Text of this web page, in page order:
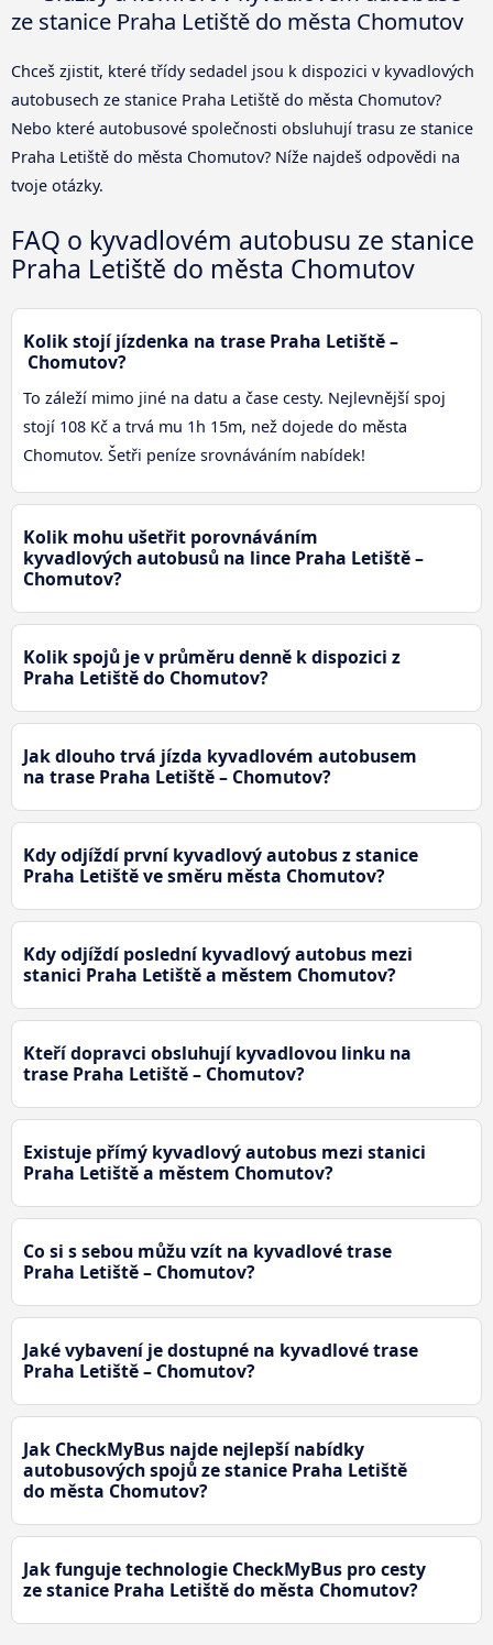
ze stanice Praha Letiště do města Chomutov
Chceš zjistit, které třídy sedadel jsou k dispozici v kyvadlových
autobusech ze stanice Praha Letiště do města Chomutov?
Nebo které autobusové společnosti obsluhují trasu ze stanice
Praha Letiště do města Chomutov? Níže najdeš odpovědi na
tvoje otázky.
FAQ o kyvadlovém autobusu ze stanice
Praha Letiště do města Chomutov
Kolik stojí jízdenka na trase Praha Letiště –
Chomutov?
To záleží mimo jiné na datu a čase cesty. Nejlevnější spoj
stojí 108 Kč a trvá mu 1h 15m, než dojede do města
Chomutov. Šetři peníze srovnáváním nabídek!
Kolik mohu ušetřit porovnáváním
kyvadlových autobusů na lince Praha Letiště –
Chomutov?
Kolik spojů je v průměru denně k dispozici z
Praha Letiště do Chomutov?
Jak dlouho trvá jízda kyvadlovém autobusem
na trase Praha Letiště – Chomutov?
Kdy odjíždí první kyvadlový autobus z stanice
Praha Letiště ve směru města Chomutov?
Kdy odjíždí poslední kyvadlový autobus mezi
stanici Praha Letiště a městem Chomutov?
Kteří dopravci obsluhují kyvadlovou linku na
trase Praha Letiště – Chomutov?
Existuje přímý kyvadlový autobus mezi stanici
Praha Letiště a městem Chomutov?
Co si s sebou můžu vzít na kyvadlové trase
Praha Letiště – Chomutov?
Jaké vybavení je dostupné na kyvadlové trase
Praha Letiště – Chomutov?
Jak CheckMyBus najde nejlepší nabídky
autobusových spojů ze stanice Praha Letiště
do města Chomutov?
Jak funguje technologie CheckMyBus pro cesty
ze stanice Praha Letiště do města Chomutov?